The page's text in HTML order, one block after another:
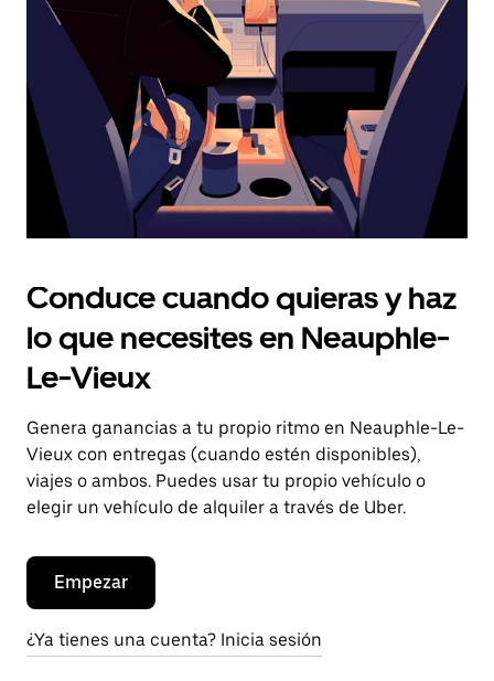
escape
el
calendario.
Conduce cuando quieras y haz
lo que necesites en Neauphle-
Le-Vieux
Genera ganancias a tu propio ritmo en Neauphle-Le-
Vieux con entregas (cuando estén disponibles),
viajes o ambos. Puedes usar tu propio vehículo o
elegir un vehículo de alquiler a través de Uber.
Empezar
¿Ya tienes una cuenta? Inicia sesión